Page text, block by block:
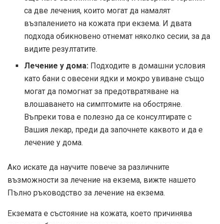
са две лечения, които могат да намалят
възпалението на кожата при екзема. И двата
подхода обикновено отнемат няколко сесии, за да
видите резултатите.
Лечение у дома: Подходите в домашни условия
като бани с овесени ядки и мокро увиване също
могат да помогнат за предотвратяване на
влошаването на симптомите на обостряне.
Въпреки това е полезно да се консултирате с
Вашия лекар, преди да започнете каквото и да е
лечение у дома.
Ако искате да научите повече за различните
възможности за лечение на екзема, вижте нашето
Пълно ръководство за лечение на екзема.
Екземата е състояние на кожата, което причинява